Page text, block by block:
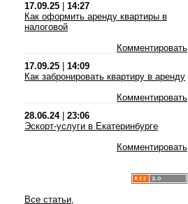
17.09.25
14:27
Как оформить аренду квартиры в
налоговой
Комментировать
17.09.25
14:09
Как забронировать квартиру в аренду
Комментировать
28.06.24| 23:06
Эскорт-услуги в Екатеринбурге
Комментировать
Все статьи,